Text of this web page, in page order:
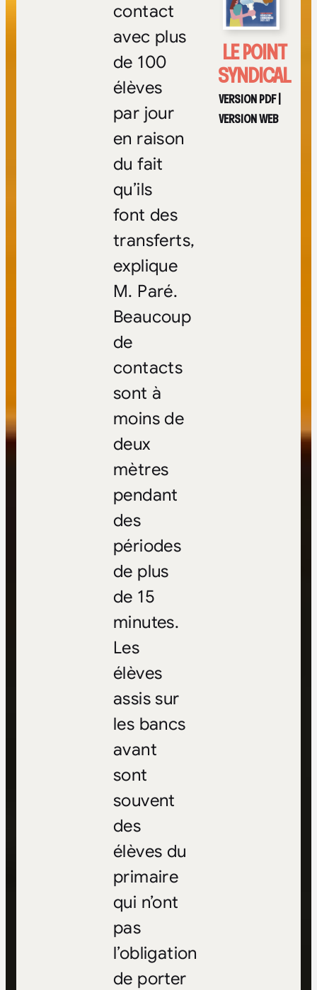
LE POINT
SYNDICAL
VERSION PDF|
VERSION WEB
contact
avec plus
de 100
élèves
par jour
en raison
du fait
qu’ils
font des
transferts,
explique
M. Paré.
Beaucoup
de
contacts
sont à
moins de
deux
mètres
pendant
des
périodes
de plus
de 15
minutes.
Les
élèves
assis sur
les bancs
avant
sont
souvent
des
élèves du
primaire
qui n’ont
pas
l’obligation
de porter